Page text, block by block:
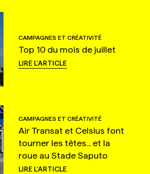
CAMPAGNES ET CRÉATIVITÉ
Top 10 du mois de juillet
LIRE L'ARTICLE
CAMPAGNES ET CRÉATIVITÉ
Air Transat et Celsius font
tourner les têtes... et la
roue au Stade Saputo
LIRE L'ARTICLE